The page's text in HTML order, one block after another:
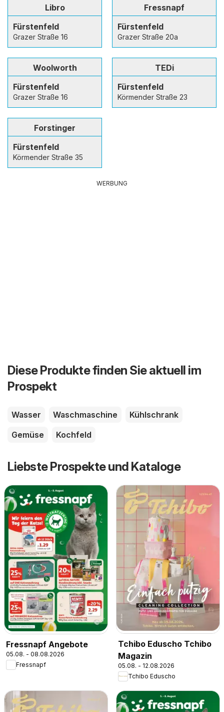
Libro
Fürstenfeld
Grazer Straße 16
Fressnapf
Fürstenfeld
Grazer Straße 20a
Woolworth
Fürstenfeld
Grazer Straße 16
TEDi
Fürstenfeld
Körmender Straße 23
Forstinger
Fürstenfeld
Körmender Straße 35
WERBUNG
Diese Produkte finden Sie aktuell im
Prospekt
Wasser Waschmaschine
Kühlschrank
Gemüse
Kochfeld
Liebste Prospekte und Kataloge
Fressnapf Angebote
05.08. - 08.08.2026
Fressnapf
Tchibo Eduscho Tchibo
Magazin
05.08. - 12.08.2026
Tchibo Eduscho